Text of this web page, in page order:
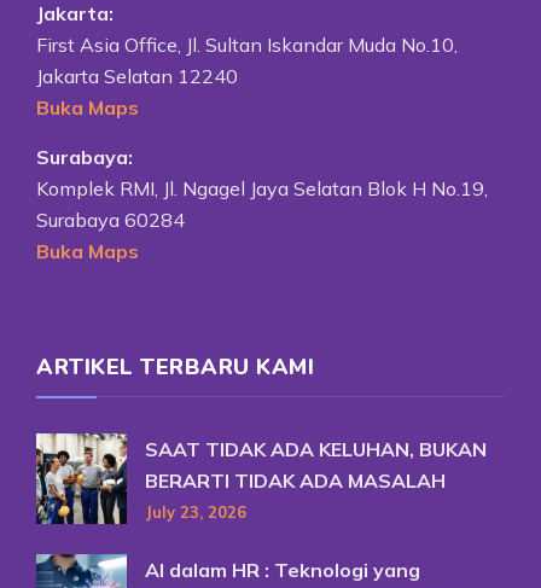
Jakarta:
First Asia Office, Jl. Sultan Iskandar Muda No.10,
Jakarta Selatan 12240
Buka Maps
Surabaya:
Komplek RMI, Jl. Ngagel Jaya Selatan Blok H No.19,
Surabaya 60284
Buka Maps
ARTIKEL TERBARU KAMI
SAAT TIDAK ADA KELUHAN, BUKAN
BERARTI TIDAK ADA MASALAH
July 23, 2026
AI dalam HR : Teknologi yang